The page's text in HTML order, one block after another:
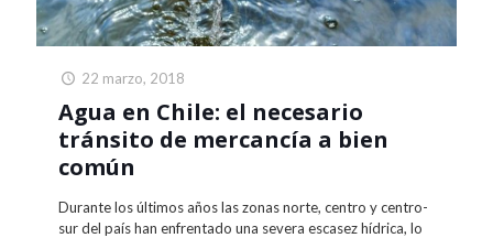
22 marzo, 2018
Agua en Chile: el necesario
tránsito de mercancía a bien
común
Durante los últimos años las zonas norte, centro y centro-
sur del país han enfrentado una severa escasez hídrica, lo